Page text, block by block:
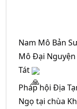
Nam Mô Bản
Mô Đại
Tát
Pháp hội Địa
Ngọ tại chùa